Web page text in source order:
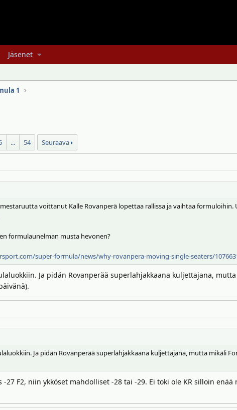
Jäsenet
1
... 54 Seuraava
voittanut Kalle Rovanperä lopettaa rallissa ja vaihtaa
formulaunelman musta hevonen?
super-formula/news/why-rovanpera-moving-single-seaters/
Ja pidän Rovanperää superlahjakkaana kuljettajana,
Ja pidän Rovanperää superlahjakkaana kuljettajana, mutta mikäli
-27 F2, niin ykköset mahdolliset -28 tai -29. Ei toki ole KR silloin